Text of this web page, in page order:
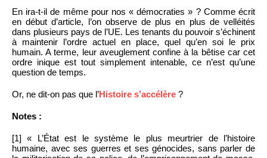
En ira-t-il de même pour nos « démocraties » ? Comme écrit
en début d’article, l’on observe de plus en plus de velléités
dans plusieurs pays de l’UE. Les tenants du pouvoir s’échinent
à maintenir l’ordre actuel en place, quel qu’en soi le prix
humain. A terme, leur aveuglement confine à la bêtise car cet
ordre inique est tout simplement intenable, ce n’est qu’une
question de temps.
Or, ne dit-on pas que l’Histoire s’accélère ?
Notes :
[1] « L’État est le système le plus meurtrier de l’histoire
humaine, avec ses guerres et ses génocides, sans parler de